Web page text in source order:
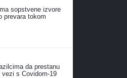
sopstvene izvore
prevara tokom
da prestanu
s Covidom-19